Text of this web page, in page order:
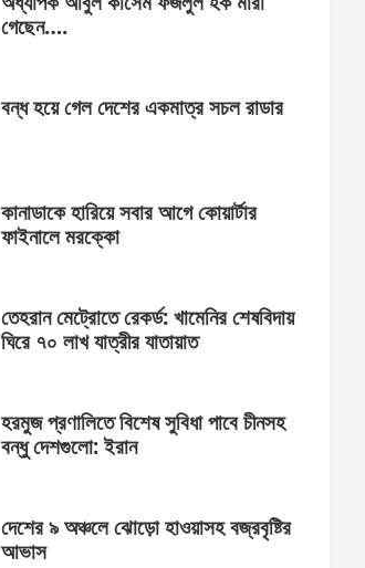
গেছেন….
বন্ধ হয়ে গেল দেশের একমাত্র সচল রাডার
কানাডাকে হারিয়ে সবার আগে কোয়ার্টার
ফাইনালে মরক্কো
তেহরান মেট্রোতে রেকর্ড: খামেনির শেষবিদায়
ঘিরে ৭০ লাখ যাত্রীর যাতায়াত
হরমুজ প্রণালিতে বিশেষ সুবিধা পাবে চীনসহ
বন্ধু দেশগুলো: ইরান
দেশের ৯ অঞ্চলে ঝোড়ো হাওয়াসহ বজ্রবৃষ্টির
আভাস